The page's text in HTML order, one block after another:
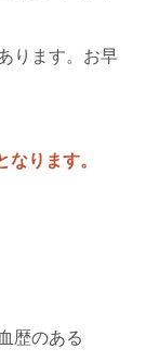
ります。お早
ります。
歴のある